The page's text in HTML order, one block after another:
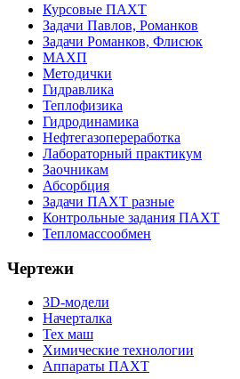
Курсовые ПАХТ
Задачи Павлов, Романков
Задачи Романков, Флисюк
МАХП
Методички
Гидравлика
Теплофизика
Гидродинамика
Нефтегазопереработка
Лабораторный практикум
Заочникам
Абсорбция
Задачи ПАХТ разные
Контрольные задания ПАХТ
Тепломассообмен
Чертежи
3D-модели
Начерталка
Тех маш
Химические технологии
Аппараты ПАХТ